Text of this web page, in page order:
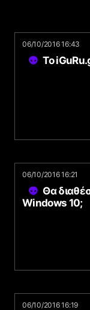
06/10/2016 16:43
Το
06/10/2016 16:21
Θα
Windows 10;
06/10/2016 16:19